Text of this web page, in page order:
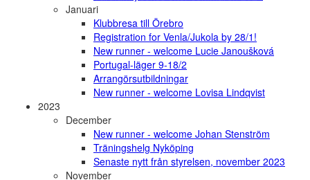
Januari
Klubbresa till Örebro
Registration for Venla/Jukola by 28/1!
New runner - welcome Lucie Janoušková
Portugal-läger 9-18/2
Arrangörsutbildningar
New runner - welcome Lovisa Lindqvist
2023
December
New runner - welcome Johan Stenström
Träningshelg Nyköping
Senaste nytt från styrelsen, november 2023
November